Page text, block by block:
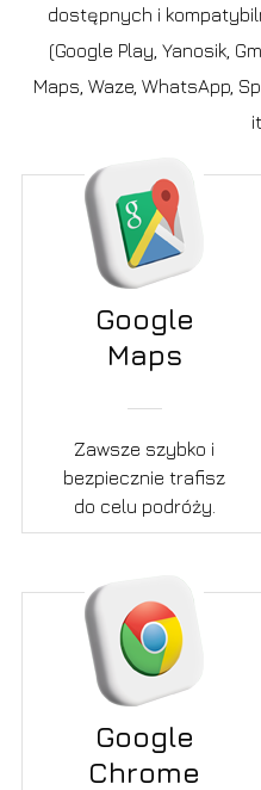
dostępnych i
(Google Play, Yanosik,
Maps, Waze, WhatsApp,
Google
Maps
Zawsze szybko i
bezpiecznie trafisz
do celu podróży.
Google
Chrome